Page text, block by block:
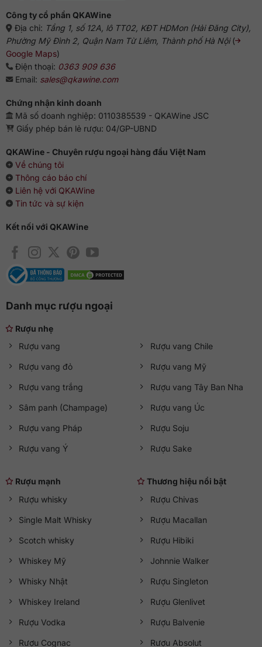
Vòm miệng: Cấu trúc tannin tốt. Cơ thể tập trung với sự cân
bằng và chiều dài. Giữa vòm miệng tròn đầy với hậu vị kéo
dài.
Hương vị mãnh liệt lưu luyến
Rượu mang sắc thái đỏ ruby ánh tím tươi sáng và thanh lịch.
Dâng trào cảm xúc của người thưởng thức với sựu sắc sảo
của giống nho ngon mang đậm phong vị thổ nhưỡng, cấu
trúc căng đầy và mềm mượt. Hương thơm đặc trưng của
quả lý chua đen, dâu tây đen, vani và mùi thuốc lá nhẹ. Trên
vị giác rượu bùng nổ mãnh liệt vị ngọt béo của socola đen,
vani, anh đào và gỗ sồi. Với cái kết đầy dư vị, quyến luyến
thực sự khó quên.
Kết hợp ẩm thực thú vị
Hãy ướp lạnh vang ở nhiệt độ 16 – 18 độ C và cho rượu thở
30 – 60 phút trong bình decanter trước khi nhấm nháp.
Vang ngon lành hoàn hảo khi được kết hợp cùng những món
ăn phù hợp – thịt có cấu trúc chắc chắn, tẩm ướp nhiều gia
vị, tốt nhất là nên có hạt tiêu, ớt cay, đinh hương,… Một vài
nướng, thịt cừu, đùi heo muối iberico, phô mai cứng lâu năm,
Công ty cổ phần QKAWine
Địa chỉ: Tầng 1, số 12A, lô TT02, KĐT HDMon (Hải Đăng City),
Phường Mỹ Đình 2, Quận Nam Từ Liêm, Thành phố Hà Nội(
Google Maps)
Điện thoại: 0363 909 636
Email: sales@qkawine.com
Chứng nhận kinh doanh
Mã số doanh nghiệp: 0110385539 - QKAWine JSC
Giấy phép bán lẻ rượu: 04/GP-UBND
QKAWine - Chuyên rượu ngoại hàng đầu Việt Nam
Về chúng tôi
Thông cáo báo chí
Liên hệ với QKAWine
Tin tức và sự kiện
Kết nối với QKAWine
Danh mục rượu ngoại
Rượu nhẹ
Rượu vang
Rượu vang đỏ
Rượu vang trắng
Sâm panh (Champage)
Rượu vang Pháp
Rượu vang Ý
Rượu vang Chile
Rượu vang Mỹ
Rượu vang Tây Ban Nha
Rượu vang Úc
Rượu Soju
Rượu Sake
Rượu mạnh
Rượu whisky
Single Malt Whisky
Scotch whisky
Whiskey Mỹ
Whisky Nhật
Whiskey Ireland
Rượu Vodka
Rượu Cognac
Thương hiệu nổi bật
Rượu Chivas
Rượu Macallan
Rượu Hibiki
Johnnie Walker
Rượu Singleton
Rượu Glenlivet
Rượu Balvenie
Rượu Absolut